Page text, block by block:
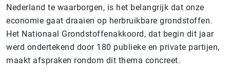
Nederland te waarborgen, is het belangrijk dat onze
economie gaat draaien op herbruikbare grondstoffen.
Het Nationaal Grondstoffenakkoord, dat begin dit jaar
werd ondertekend door 180 publieke en private partijen,
maakt afspraken rondom dit thema concreet.